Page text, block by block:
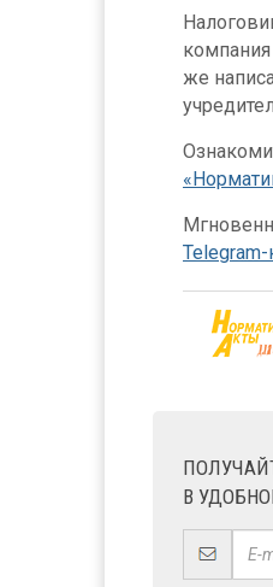
компания
же
В